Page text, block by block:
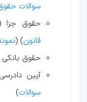
سوالات
حقوق جزا
قانون) (
حقوق بانکی
آیین
سوالات)